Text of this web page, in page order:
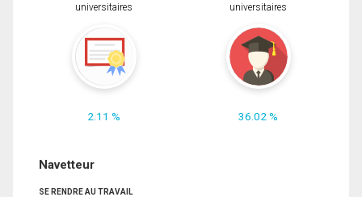
universitaires
2.11 %
universitaires
36.02 %
Navetteur
SE RENDRE AU TRAVAIL